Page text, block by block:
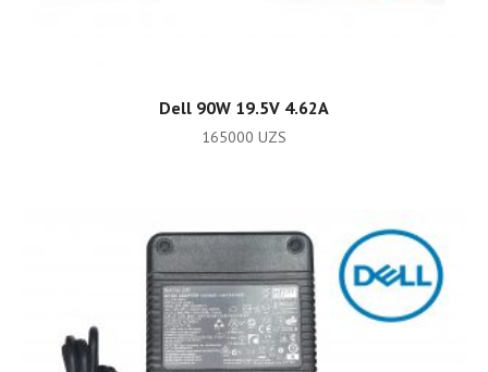
ADD TO CART
Dell 90W 19.5V 4.62A
165000 UZS